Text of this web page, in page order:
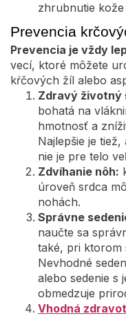
zhrubnutie
Prevencia
Prevencia je vždy
vecí, ktoré môžete
kŕčových žíl alebo
Zdravý životný
bohatá na
hmotnosť a
Najlepšie je
nie je pre telo
Zdvíhanie nôh:
úroveň srdca
nohách.
Správne
naučte sa
také, pri ktorom
Nevhodné
alebo sedenie s
obmedzuje
Vhodná